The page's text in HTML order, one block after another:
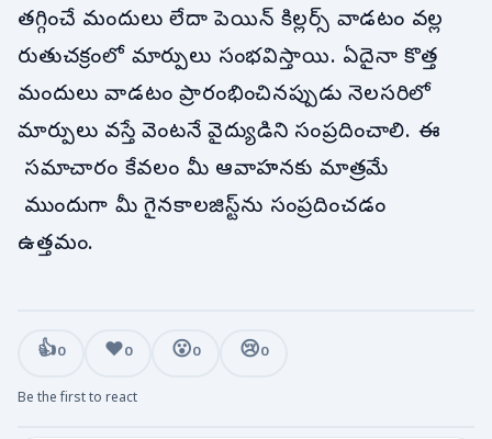
తగ్గించే మందులు లేదా పెయిన్ కిల్లర్స్ వాడటం వల్ల
రుతుచక్రంలో మార్పులు సంభవిస్తాయి. ఏదైనా కొత్త
మందులు వాడటం ప్రారంభించినప్పుడు నెలసరిలో
మార్పులు వస్తే వెంటనే వైద్యుడిని సంప్రదించాలి. ఈ
సమాచారం కేవలం మీ ఆవాహనకు మాత్రమే
ముందుగా మీ గైనకాలజిస్ట్‌ను సంప్రదించడం
ఉత్తమం.
👍0 ❤️0 😮0 😢0
Be the first to react